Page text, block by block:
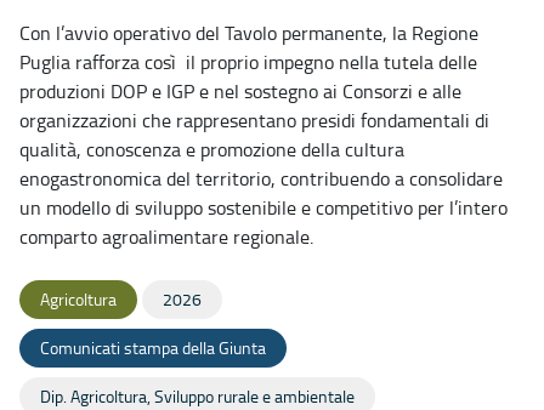
Con l’avvio operativo del Tavolo permanente, la Regione
Puglia rafforza così il proprio impegno nella tutela delle
produzioni DOP e IGP e nel sostegno ai Consorzi e alle
organizzazioni che rappresentano presidi fondamentali di
qualità, conoscenza e promozione della cultura
enogastronomica del territorio, contribuendo a consolidare
un modello di sviluppo sostenibile e competitivo per l’intero
comparto agroalimentare regionale.
Agricoltura 2026
Comunicati stampa della Giunta
Dip. Agricoltura, Sviluppo rurale e ambientale